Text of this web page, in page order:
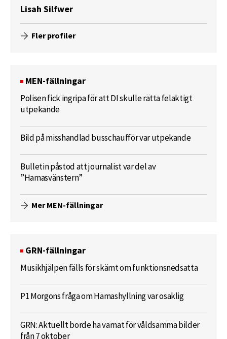
Lisah Silfwer
Fler profiler
MEN-fällningar
Polisen fick ingripa för att DI skulle rätta felaktigt
utpekande
Bild på misshandlad busschaufför var utpekande
Bulletin påstod att journalist var del av
”Hamasvänstern”
Mer MEN-fällningar
GRN-fällningar
Musikhjälpen fälls för skämt om funktionsnedsatta
P1 Morgons fråga om Hamashyllning var osaklig
GRN: Aktuellt borde ha varnat för våldsamma bilder
från 7 oktober